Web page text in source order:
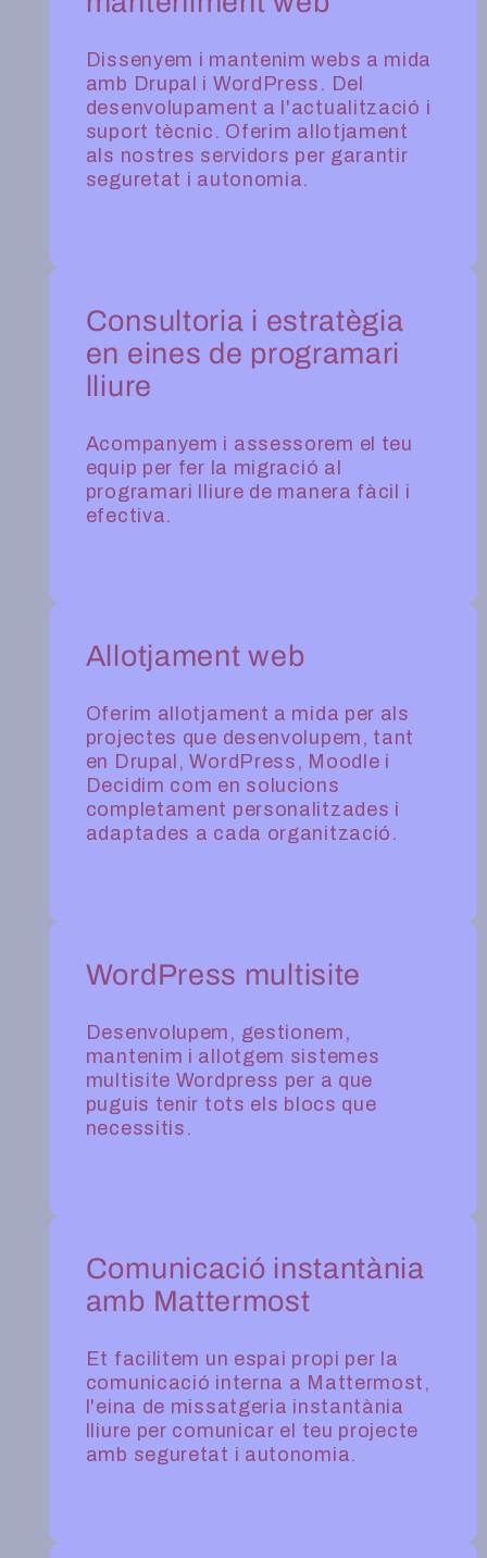
Dissenyem i mantenim webs a mida
amb Drupal i WordPress. Del
desenvolupament a l'actualització i
suport tècnic. Oferim allotjament
als nostres servidors per garantir
seguretat i autonomia.
Consultoria i estratègia
en eines de programari
lliure
Acompanyem i assessorem el teu
equip per fer la migració al
programari lliure de manera fàcil i
efectiva.
Allotjament web
Oferim allotjament a mida per als
projectes que desenvolupem, tant
en Drupal, WordPress, Moodle i
Decidim com en solucions
completament personalitzades i
adaptades a cada organització.
WordPress multisite
Desenvolupem, gestionem,
mantenim i allotgem sistemes
multisite Wordpress per a que
puguis tenir tots els blocs que
necessitis.
Comunicació instantània
amb Mattermost
Et facilitem un espai propi per la
comunicació interna a Mattermost,
l'eina de missatgeria instantània
lliure per comunicar el teu projecte
amb seguretat i autonomia.